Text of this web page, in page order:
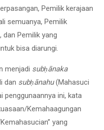
Pemilik kerajaan
semuanya, Pemilik
dan Pemilik yang
bisa diarungi.
menjadi subḥānaka
dan subḥānahu(Mahasuci
penggunaannya ini, kata
Kemahaagungan
yang